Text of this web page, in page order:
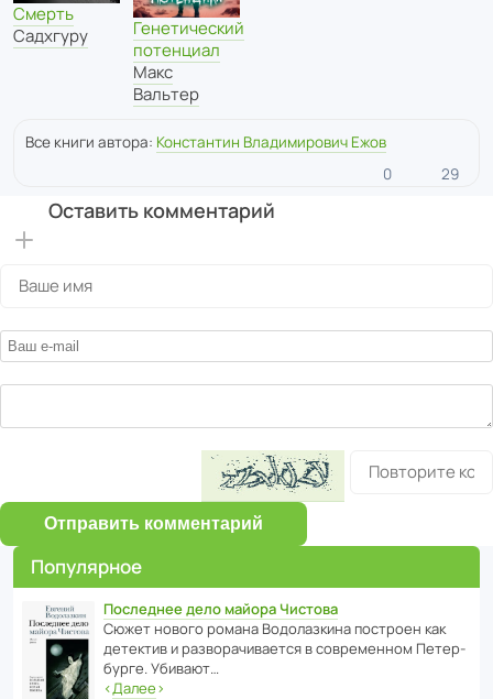
Смерть
Садхгуру
Генетический
потенциал
Макс
Вальтер
Все книги автора: Константин Владимирович Ежов
0
29
Оставить комментарий
Отправить комментарий
Популярное
Последнее дело майора Чистова
Сюжет нового романа Водо­ла­з­кина пост­роен как
дете­ктив и разво­ра­чи­ва­ется в совре­менном Пете­р­
бурге. Убивают…
‹Далее›